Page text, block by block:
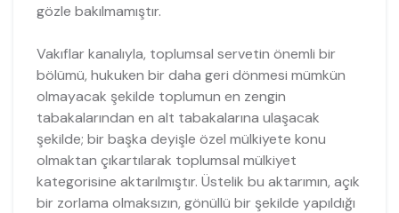
gözle bakılmamıştır.
Vakıflar kanalıyla, toplumsal servetin önemli bir
bölümü, hukuken bir daha geri dönmesi mümkün
olmayacak şekilde toplumun en zengin
tabakalarından en alt tabakalarına ulaşacak
şekilde; bir başka deyişle özel mülkiyete konu
olmaktan çıkartılarak toplumsal mülkiyet
kategorisine aktarılmıştır. Üstelik bu aktarımın, açık
bir zorlama olmaksızın, gönüllü bir şekilde yapıldığı